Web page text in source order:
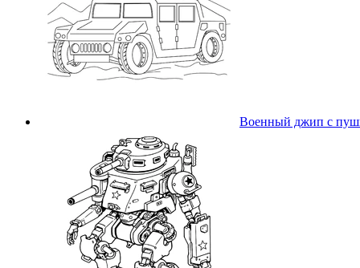
Военный джип с